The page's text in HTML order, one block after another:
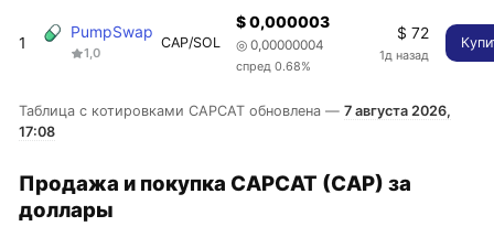
1
PumpSwap
1,0
CAP/SOL
$ 0,000003
◎ 0,00000004
спред 0.68%
$ 72
1д назад
Таблица с котировками CAPCAT обновлена —7 августа 2026,
17:08
Продажа и покупка CAPCAT (CAP) за
доллары